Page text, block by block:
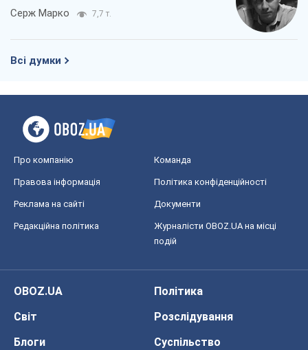
Серж Марко 7,7 т.
Всі думки
Про компанію Команда
Правова інформація Політика конфіденційності
Реклама на сайті Документи
Редакційна політика
Журналісти OBOZ.UA на місці
подій
OBOZ.UA
Політика
Світ
Розслідування
Блоги
Суспільство